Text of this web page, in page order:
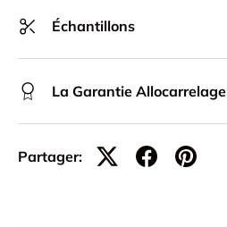
Échantillons
La Garantie Allocarrelage
Partager: